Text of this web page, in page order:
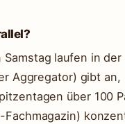
laufen in
Aggregator) gibt
über 100
Fachmagazin)